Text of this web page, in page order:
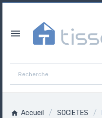

Accueil SOCIETES